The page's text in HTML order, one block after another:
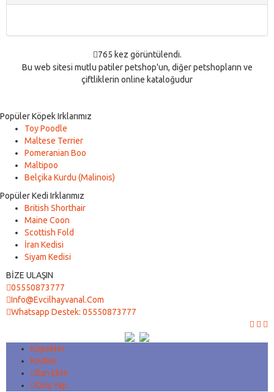
765 kez görüntülendi.
Bu web sitesi mutlu patiler petshop'un, diğer petshopların ve
çiftliklerin online kataloğudur
Popüler Köpek Irklarımız
Toy Poodle
Maltese Terrier
Pomeranian Boo
Maltipoo
Belçika Kurdu (Malinois)
Popüler Kedi Irklarımız
British Shorthair
Maine Coon
Scottish Fold
İran Kedisi
Siyam Kedisi
BİZE ULAŞIN
05550873777
Info@evcilhayvanal.com
Whatsapp Destek: 05550873777
Köpekler
Kediler
İlan Ekle
Giriş Yap